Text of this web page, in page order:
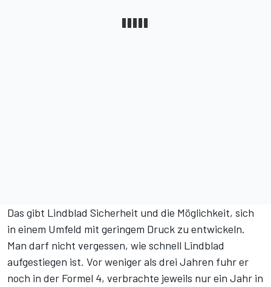
Das gibt Lindblad Sicherheit und die Möglichkeit, sich
in einem Umfeld mit geringem Druck zu entwickeln.
Man darf nicht vergessen, wie schnell Lindblad
aufgestiegen ist. Vor weniger als drei Jahren fuhr er
noch in der Formel 4, verbrachte jeweils nur ein Jahr in